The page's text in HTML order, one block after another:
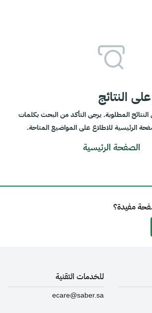
النتائج
النتائج المطلوبة. يرجى التأكد من البحث بكلمات
الرئيسية للاطلاع على المواضيع المتاحة.
الصفحة الرئيسية
مفيدة؟
للخدمات التقنية
ecare@saber.sa